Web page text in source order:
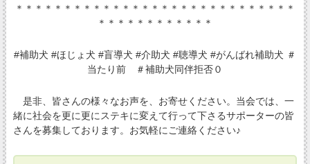
＊＊＊＊＊＊＊＊＊＊＊＊＊＊＊＊＊＊＊＊＊＊＊＊＊＊＊＊＊
＊＊＊＊＊＊＊＊＊＊＊＊
#補助犬 #ほじょ犬 #盲導犬 #介助犬 #聴導犬 #がんばれ補助犬 ＃
当たり前 ＃補助犬同伴拒否０
是非、皆さんの様々なお声を、お寄せください。当会では、一
緒に社会を更に更にステキに変えて行って下さるサポーターの皆
さんを募集しております。お気軽にご連絡ください♪